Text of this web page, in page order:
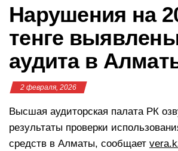
Нарушения на
тенге
аудита в
2 февраля, 2026
Высшая аудиторская палата РК
результаты проверки
средств в Алматы, сообщает